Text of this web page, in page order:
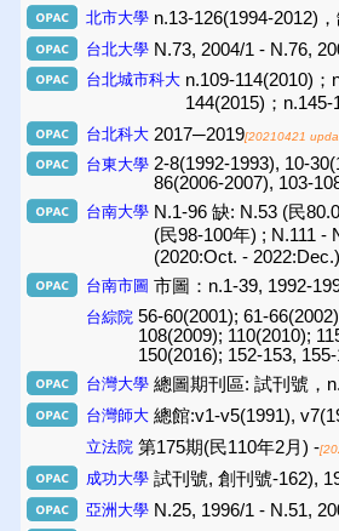
北市大學 n.13-126(1994-2012)
台北大學 N.73, 2004/1 - N.76,
台北城市科大 n.109-114(2010)
144(2015)；
台北科大 2017─2019[20210421
台東大學 2-8(1992-1993), 10-
86(2006-2007), 103-
台南大學 N.1-96 缺: N.53 (民
(民98-100年) ; N.111 -
(2020:Oct. - 2022:Dec.)
台南市圖 市圖：n.1-39, 1992-
台綜院 56-60(2001); 61-
108(2009); 110(2010);
150(2016); 152-153,
台灣大學 總圖期刊區: 試刊號，
台灣師大 總館:v1-v5(1991),
立法院 第175期(民110年2月) -
成功大學 試刊號, 創刊號-162),
亞洲大學 N.25, 1996/1 - N.51,